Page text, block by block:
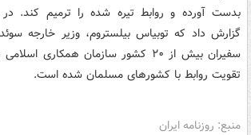
بدست آورده و روابط تیره شده را ترمیم کند. در
گزارش داد که توبیاس بیلستروم، وزیر خارجه
سفیران بیش از ۲۰ کشور سازمان همکاری
تقویت روابط با کشورهای مسلمان شده است.
منبع: روزنامه ایران